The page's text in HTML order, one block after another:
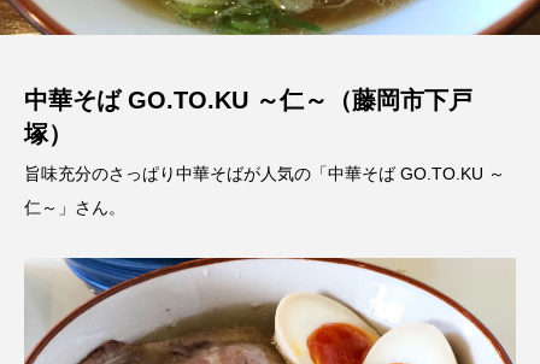
中華そば GO.TO.KU ～仁～（藤岡市下戸
塚）
旨味充分のさっぱり中華そばが人気の「中華そば GO.TO.KU ～
仁～」さん。